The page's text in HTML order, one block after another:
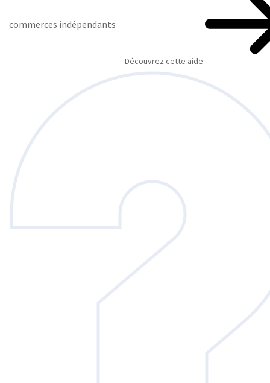
commerces indépendants
Découvrez cette aide